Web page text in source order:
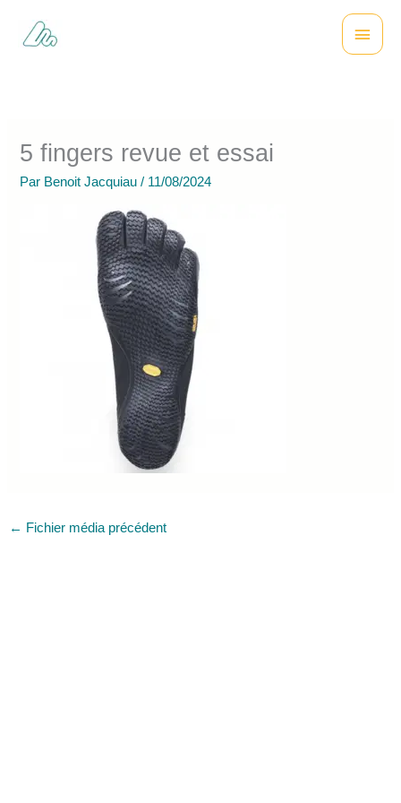
contenu
Menu
5 fingers revue et essai
Par Benoit Jacquiau/ 11/08/2024
← Fichier média précédent